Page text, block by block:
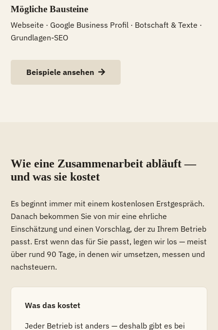
Mögliche Bausteine
Webseite · Google Business Profil · Botschaft & Texte ·
Grundlagen-SEO
Beispiele ansehen
Wie eine Zusammenarbeit abläuft —
und was sie kostet
Es beginnt immer mit einem kostenlosen Erstgespräch.
Danach bekommen Sie von mir eine ehrliche
Einschätzung und einen Vorschlag, der zu Ihrem Betrieb
passt. Erst wenn das für Sie passt, legen wir los — meist
über rund 90 Tage, in denen wir umsetzen, messen und
nachsteuern.
Was das kostet
Jeder Betrieb ist anders — deshalb gibt es bei